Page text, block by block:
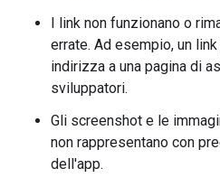
I link non funzionano o
errate. Ad esempio, un
indirizza a una pagina di
sviluppatori.
Gli screenshot e le
non rappresentano con
dell'app.